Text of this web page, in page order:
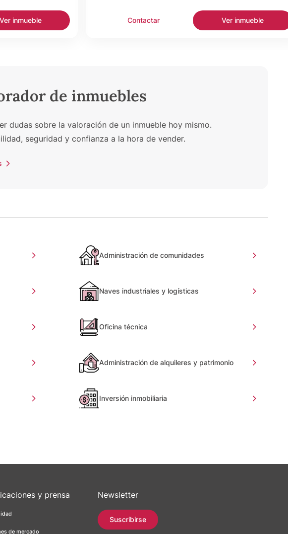
Ver inmueble Contactar Ver inmueble
de inmuebles
dudas sobre la valoración de un inmueble hoy mismo.
seguridad y confianza a la hora de vender.
Administración de comunidades
Naves industriales y logísticas
Oficina técnica
Administración de alquileres y patrimonio
Inversión inmobiliaria
y prensa
de mercado
Newsletter
Suscribirse